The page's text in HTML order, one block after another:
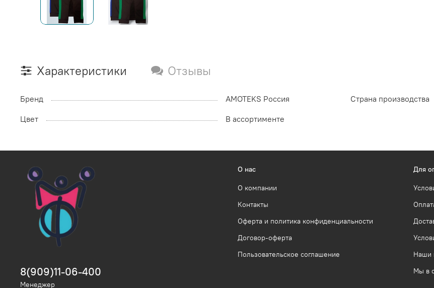
Характеристики Отзывы
Бренд AMOTEKS Россия Страна производства
Цвет
В ассортименте
О нас
О компании
Контакты
Оферта и политика конфиденциальности
Договор-оферта
Пользовательское соглашение
Для
Наши
Мы в
8(909)11-06-400
Менеджер